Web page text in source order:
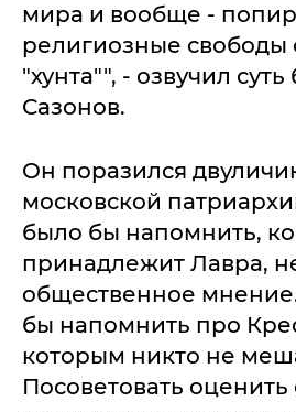
мира и вообще -
религиозные свободы
"хунта"", - озвучил
Сазонов.
Он поразился
московской
было бы напомнить,
принадлежит Лавра,
общественное
бы напомнить про
которым никто не
Посоветовать оценить